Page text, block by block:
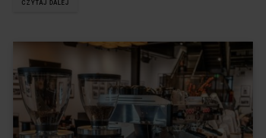
CZYTAJ DALEJ